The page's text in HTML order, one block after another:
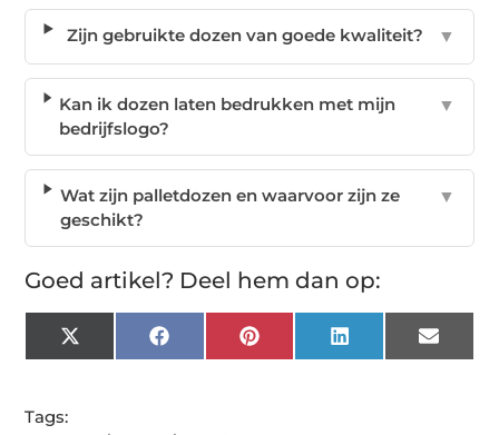
Zijn gebruikte dozen van goede kwaliteit? ▼
Kan ik dozen laten bedrukken met mijn
bedrijfslogo?
▼
Wat zijn palletdozen en waarvoor zijn ze
geschikt?
▼
Goed artikel? Deel hem dan op:
X
(Twitter)
FacebookPinterest LinkedIn Email
Tags: